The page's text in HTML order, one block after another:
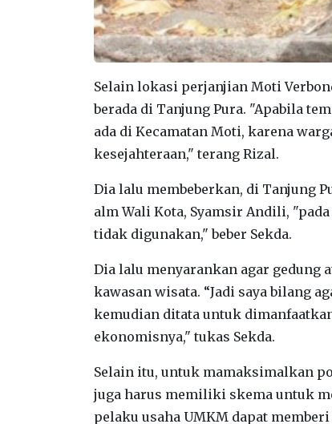
Selain lokasi perjanjian Moti
berada di Tanjung Pura. "Apabila
ada di Kecamatan Moti, karena
kesejahteraan," terang Rizal.
Dia lalu membeberkan, di Tanjung
alm Wali Kota, Syamsir Andili,
tidak digunakan," beber Sekda.
Dia lalu menyarankan agar gedung
kawasan wisata. “Jadi saya bilang
kemudian ditata untuk
ekonomisnya," tukas Sekda.
Selain itu, untuk mamaksimalkan
juga harus memiliki skema untuk
pelaku usaha UMKM dapat